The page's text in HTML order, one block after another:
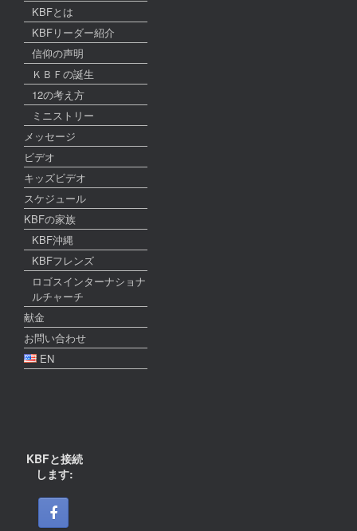
KBFとは
KBFリーダー紹介
信仰の声明
ＫＢＦの誕生
12の考え方
ミニストリー
メッセージ
ビデオ
キッズビデオ
スケジュール
KBFの家族
KBF沖縄
KBFフレンズ
ロゴスインターナショナ
ルチャーチ
献金
お問い合わせ
EN
KBFと接続
します: